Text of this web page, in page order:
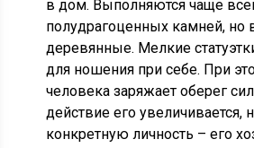
в дом. Выполняются чаще
полудрагоценных камней, но
деревянные. Мелкие
для ношения при себе. При
человека заряжает оберег
действие его увеличивается,
конкретную личность – его